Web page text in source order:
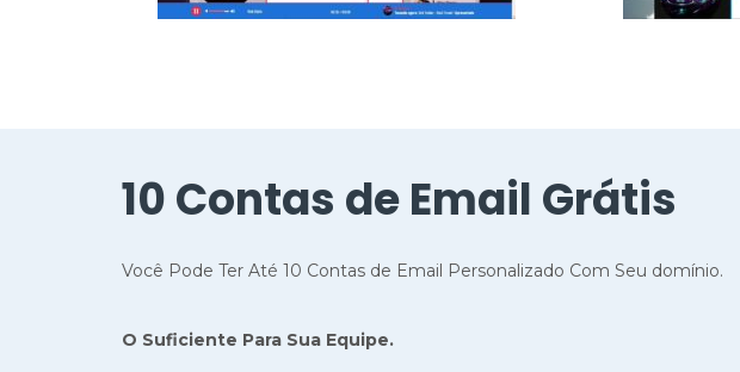
10 Contas de Email Grátis
Você Pode Ter Até 10 Contas de Email Personalizado Com Seu domínio.
O Suficiente Para Sua Equipe.